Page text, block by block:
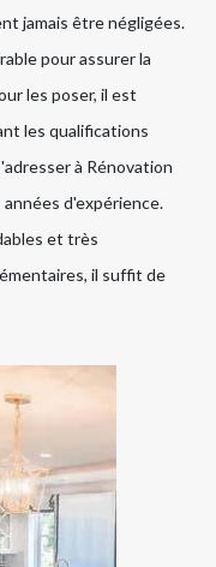
jamais être négligées.
pour assurer la
les poser, il est
les qualifications
à Rénovation
d'expérience.
et très
il suffit de